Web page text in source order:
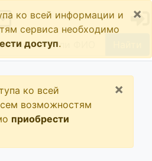
ко всей информации и
сервиса необходимо
доступ.
×
ко всей
возможностям
приобрести
×